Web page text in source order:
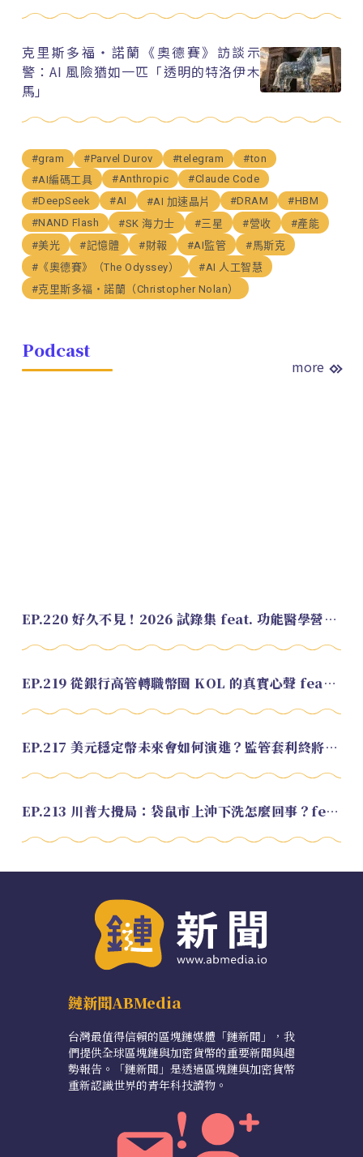
克里斯多福・諾蘭《奧德賽》訪談示
警：AI 風險猶如一匹「透明的特洛伊木
馬」
#gram #Parvel Durov #telegram
#ton
#AI編碼工具
#Anthropic
#Claude Code
#DeepSeek
#AI #AI 加速晶片 #DRAM
#HBM
#NAND Flash
#SK 海力士 #三星 #營收
#產能
#美光
#記憶體 #財報 #AI監管
#馬斯克
#《奧德賽》（The Odyssey）
#AI 人工智慧
#克里斯多福・諾蘭（Christopher Nolan）
Podcast
more
EP.220 好久不見！2026 試錄集 feat. 功能醫學營養師 美寶
EP.219 從銀行高管轉職幣圈 KOL 的真實心聲 feat.龜大
EP.217 美元穩定幣未來會如何演進？監管套利終將收斂？feat. 研究員 余哲安
EP.213 川普大攪局：袋鼠市上沖下洗怎麼回事？feat. Alvin
鏈新聞ABMedia
台灣最值得信賴的區塊鏈媒體「鏈新聞」，我
們提供全球區塊鏈與加密貨幣的重要新聞與趨
勢報告。「鏈新聞」是透過區塊鏈與加密貨幣
重新認識世界的青年科技讀物。